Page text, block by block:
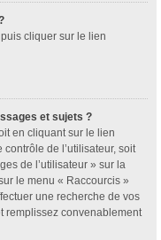
cliquer sur le lien
et sujets ?
en cliquant sur le lien
de l’utilisateur, soit
de l’utilisateur » sur la
le menu « Raccourcis »
une recherche de vos
remplissez convenablement